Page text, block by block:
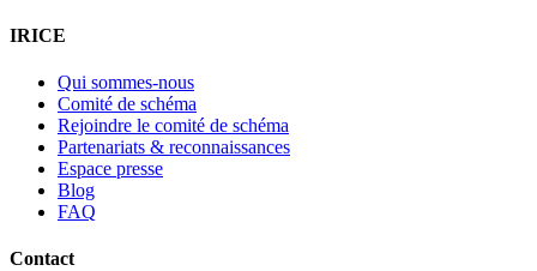
IRICE
Qui sommes-nous
Comité de schéma
Rejoindre le comité de schéma
Partenariats & reconnaissances
Espace presse
Blog
FAQ
Contact